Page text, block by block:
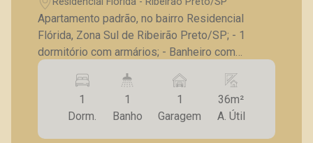
Apartamento padrão, no bairro Residencial
Flórida, Zona Sul de Ribeirão Preto/SP; - 1
dormitório com armários; - Banheiro com
gabinete e box de blindex; - Sala para 2
ambientes; - Cozinha com armários; - Área de
serviço com armários; - 01 vaga de garagem. A
Piramid tem como objetivo atender seus
clientes com agilidade e segurança, em locação,
1
Dorm.
1
Banho
1
Garagem
36m²
A. Útil